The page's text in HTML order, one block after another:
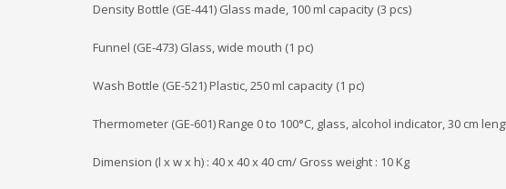
Density Bottle (GE-441) Glass made, 100 ml capacity (3 pcs)
Funnel (GE-473) Glass, wide mouth (1 pc)
Wash Bottle (GE-521) Plastic, 250 ml capacity (1 pc)
Thermometer (GE-601) Range 0 to 100°C, glass, alcohol indicator, 30 cm
Dimension (l x w x h) : 40 x 40 x 40 cm/ Gross weight : 10 Kg